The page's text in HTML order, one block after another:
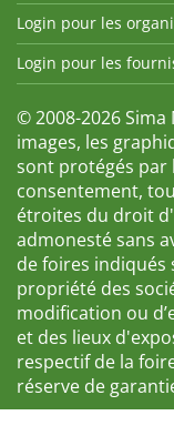
Login pour les
Login pour les
© 2008-2026
images, les
sont protégés par
consentement,
étroites du droit
admonesté sans
de foires indiqués
propriété des
modification ou
et des lieux
respectif de la
réserve de